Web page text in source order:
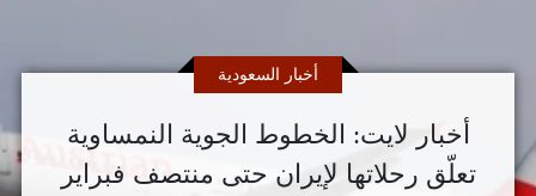
أخبار لايت: الخطوط الجوية النمساوية
تعلّق رحلاتها لإيران حتى منتصف فبراير
أخبار السعودية